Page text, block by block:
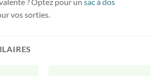
? Optez pour un sac à dos
vos sorties.